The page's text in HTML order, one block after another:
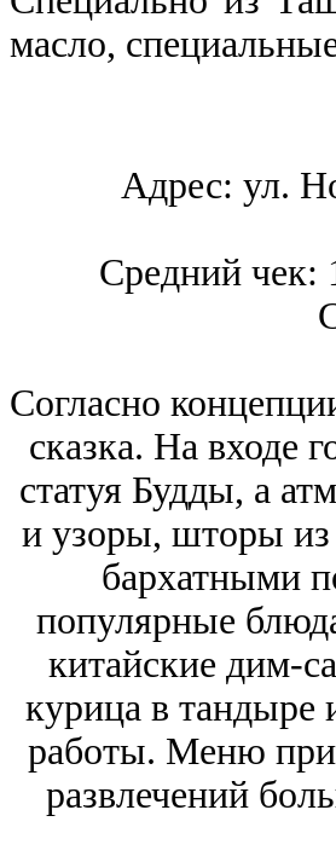
масло,
Адрес: ул.
Средний чек:
Согласно
сказка. На входе
статуя Будды, а
и узоры, шторы
бархатными
популярные
китайские дим-
курица в тандыре
работы. Меню
развлечений